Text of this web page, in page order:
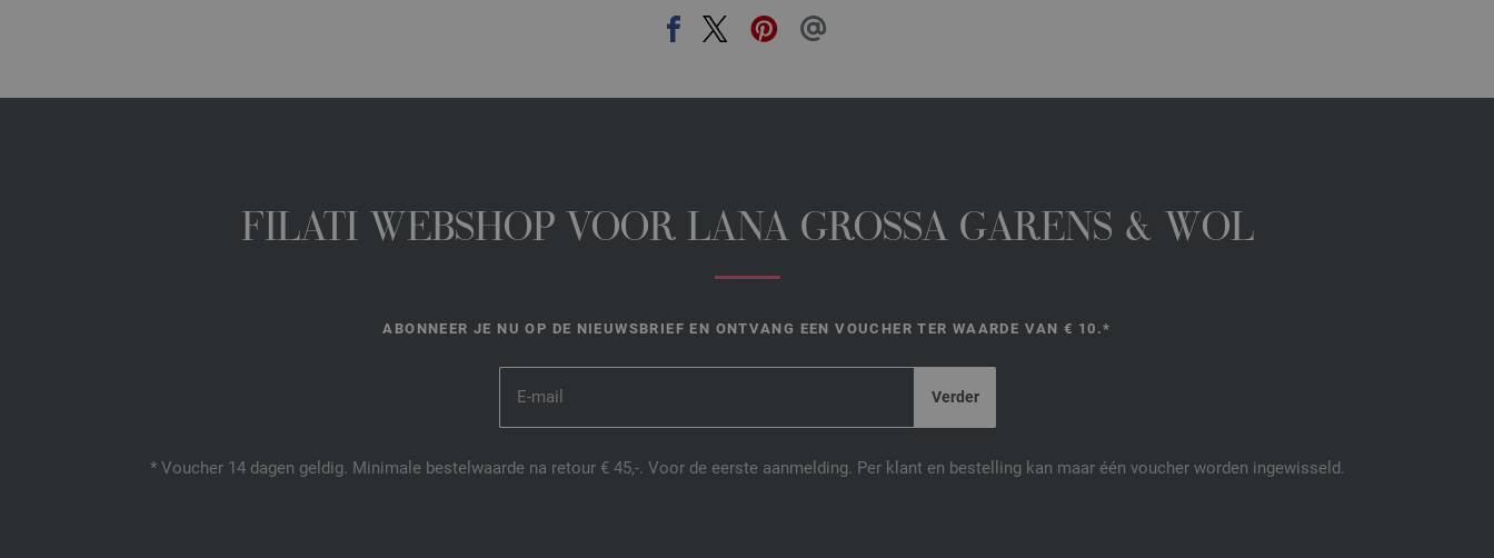
FILATI WEBSHOP VOOR LANA GROSSA GARENS & WOL
ABONNEER JE NU OP DE NIEUWSBRIEF EN ONTVANG EEN VOUCHER TER WAARDE VAN € 10.*
* Voucher 14 dagen geldig. Minimale bestelwaarde na retour € 45,-. Voor de eerste aanmelding. Per klant en bestelling kan maar één voucher worden ingewisseld.